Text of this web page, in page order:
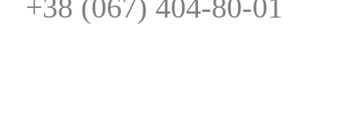
+38 (067) 404-80-01